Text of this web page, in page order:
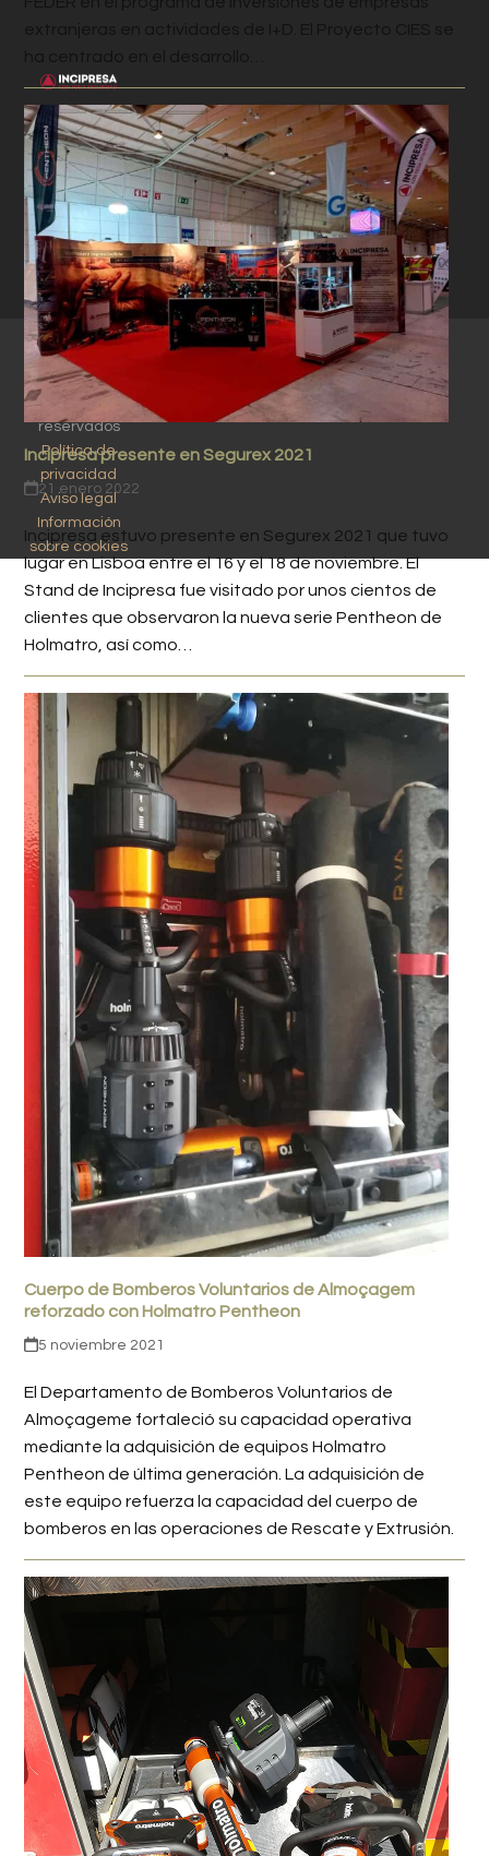
Incipresa presente en Segurex 2021
21 enero 2022
Incipresa estuvo presente en Segurex 2021 que tuvo
lugar en Lisboa entre el 16 y el 18 de noviembre. El
Stand de Incipresa fue visitado por unos cientos de
clientes que observaron la nueva serie Pentheon de
Holmatro, así como…
Cuerpo de Bomberos Voluntarios de Almoçagem
reforzado con Holmatro Pentheon
5 noviembre 2021
El Departamento de Bomberos Voluntarios de
Almoçageme fortaleció su capacidad operativa
mediante la adquisición de equipos Holmatro
Pentheon de última generación. La adquisición de
este equipo refuerza la capacidad del cuerpo de
bomberos en las operaciones de Rescate y Extrusión.
© Copyright -
Incipresa 2026
- todos los
derechos
reservados
Política de
privacidad
Aviso legal
Información
sobre cookies